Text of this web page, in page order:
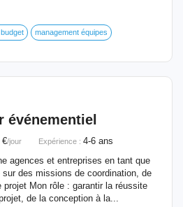
budget management équipes
événementiel
/jour Expérience : 4-6 ans
agences et entreprises en tant que
des missions de coordination, de
projet Mon rôle : garantir la réussite
de la conception à la...